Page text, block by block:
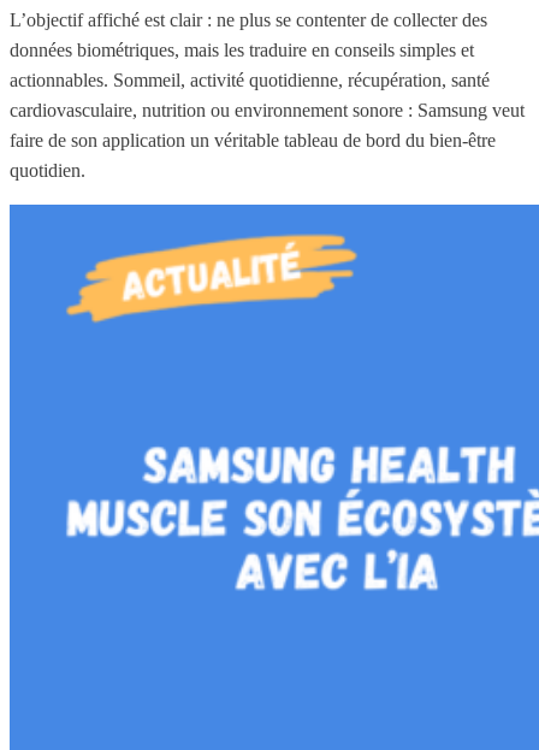
L’objectif affiché est clair : ne plus se contenter de collecter des
données biométriques, mais les traduire en conseils simples et
actionnables. Sommeil, activité quotidienne, récupération, santé
cardiovasculaire, nutrition ou environnement sonore : Samsung veut
faire de son application un véritable tableau de bord du bien-être
quotidien.